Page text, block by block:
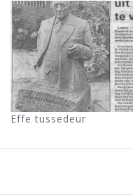
Effe tussedeur